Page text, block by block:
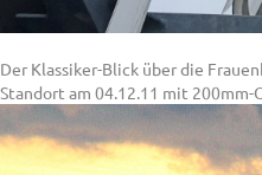
Der Klassiker-Blick über die
Standort am 04.12.11 mit 200mm-